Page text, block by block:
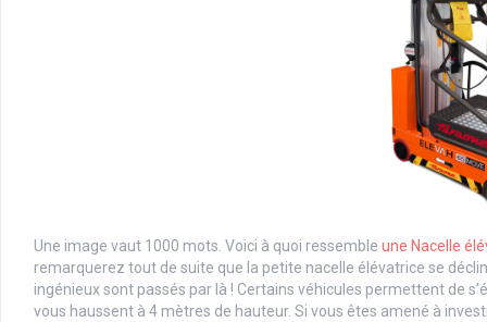
Une image vaut 1000 mots. Voici à quoi ressemble une Nacelle
remarquerez tout de suite que la petite nacelle élévatrice se
ingénieux sont passés par là ! Certains véhicules permettent de
vous haussent à 4 mètres de hauteur. Si vous êtes amené à